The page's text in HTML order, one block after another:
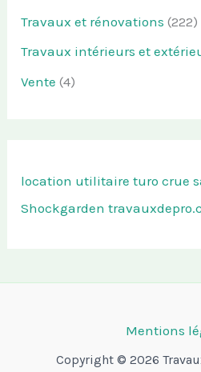
Travaux et rénovations (222)
Travaux intérieurs et
Vente (4)
location utilitaire turo crue
Shockgarden
Mentions
Copyright © 2026